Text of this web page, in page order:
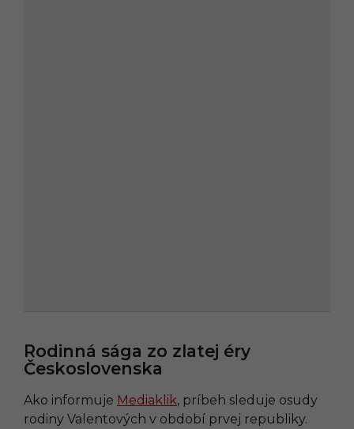
Rodinná sága zo zlatej éry
Československa
Ako informuje Mediaklik, príbeh sleduje osudy
rodiny Valentových v období prvej republiky.